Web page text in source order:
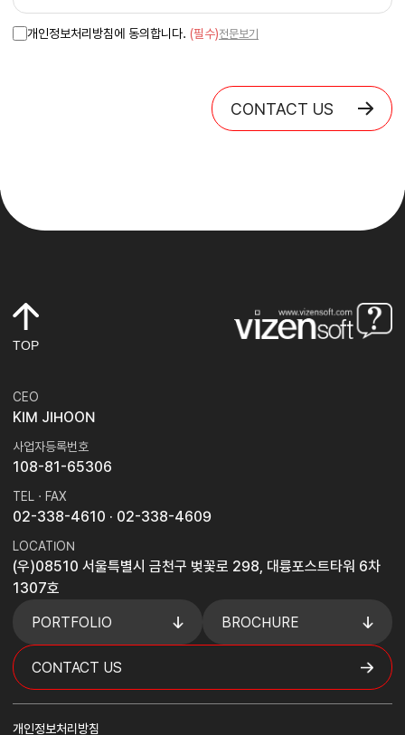
개인정보처리방침에 동의합니다. (필수)전문보기
CONTACT US
TOP
CEO
KIM JIHOON
사업자등록번호
108-81-65306
TEL · FAX
02-338-4610 · 02-338-4609
LOCATION
(우)08510 서울특별시 금천구 벚꽃로 298, 대륭포스트타워 6차
1307호
PORTFOLIO
BROCHURE
CONTACT US
개인정보처리방침